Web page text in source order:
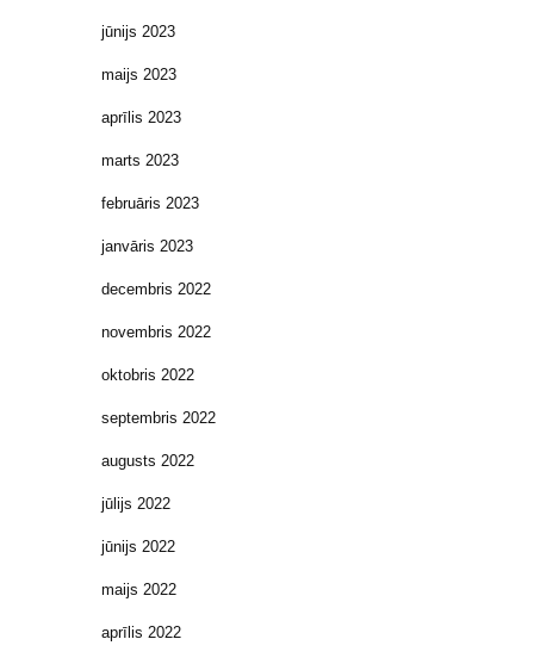
jūnijs 2023
maijs 2023
aprīlis 2023
marts 2023
februāris 2023
janvāris 2023
decembris 2022
novembris 2022
oktobris 2022
septembris 2022
augusts 2022
jūlijs 2022
jūnijs 2022
maijs 2022
aprīlis 2022